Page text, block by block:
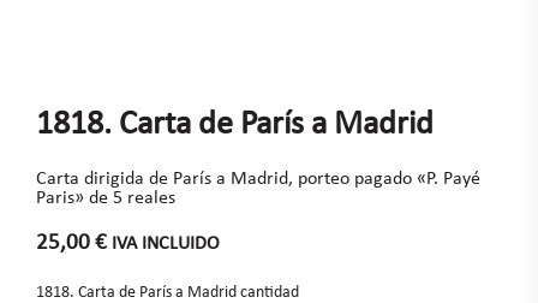
1818. Carta de París a Madrid
Carta dirigida de París a Madrid, porteo pagado «P. Payé
Paris» de 5 reales
25,00 € IVA INCLUIDO
1818. Carta de París a Madrid cantidad